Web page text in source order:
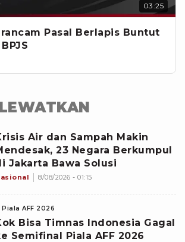
03:25
Pasal Berlapis Buntut
Air dan Sampah Makin
23 Negara Berkumpul
Jakarta Bawa Solusi
8/08/2026 - 01:15
Piala AFF 2026
Bisa Timnas Indonesia Gagal
Semifinal Piala AFF 2026